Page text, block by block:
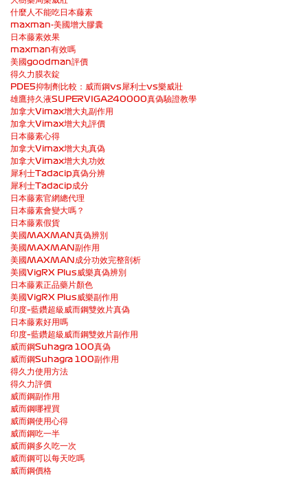
什麼人不能吃日本藤素
maxman-美國增大膠囊
日本藤素效果
maxman有效嗎
美國goodman評價
得久力膜衣錠
PDE5抑制劑比較：威而鋼vs犀利士vs樂威壯
雄鷹持久液SUPERVIGA240000真偽驗證教學
加拿大Vimax增大丸副作用
加拿大Vimax增大丸評價
日本藤素心得
加拿大Vimax增大丸真偽
加拿大Vimax增大丸功效
犀利士Tadacip真偽分辨
犀利士Tadacip成分
日本藤素官網總代理
日本藤素會變大嗎？
日本藤素假貨
美國MAXMAN真偽辨別
美國MAXMAN副作用
美國MAXMAN成分功效完整剖析
美國VigRX Plus威樂真偽辨別
日本藤素正品藥片顏色
美國VigRX Plus威樂副作用
印度–藍鑽超級威而鋼雙效片真偽
日本藤素好用嗎
印度–藍鑽超級威而鋼雙效片副作用
威而鋼Suhagra 100真偽
威而鋼Suhagra 100副作用
得久力使用方法
得久力評價
威而鋼副作用
威而鋼哪裡買
威而鋼使用心得
威而鋼吃一半
威而鋼多久吃一次
威而鋼可以每天吃嗎
威而鋼價格